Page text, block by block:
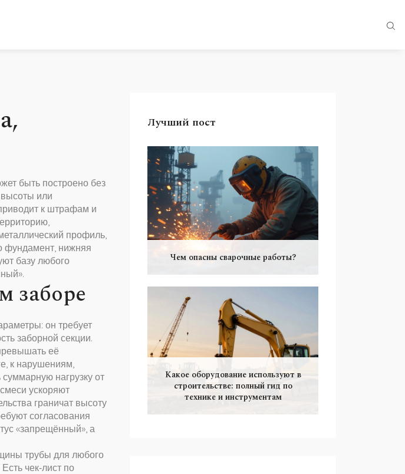
быть построено без
или
к штрафам и
профиль,
фундамент, нижняя
базу любого
заборе
он требует
заборной секции.
её
к нарушениям,
нагрузку от
ускоряют
граничат высоту
согласования
«запрещённый», а
трубы для любого
чек‑лист по
Лучший пост
Чем опасны сварочные работы?
Какое оборудование используют в
строительстве: полный гид по
технике и инструментам